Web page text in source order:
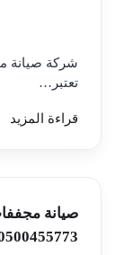
شركة صيانة
تعتبر…
قراءة المزيد
صيانة
0500455773 | مركز